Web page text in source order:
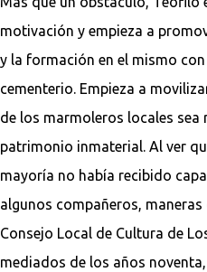
motivación y empieza a
y la formación en el mismo
cementerio. Empieza a
de los marmoleros locales
patrimonio inmaterial. Al ver
mayoría no había recibido
algunos compañeros,
Consejo Local de Cultura de
mediados de los años